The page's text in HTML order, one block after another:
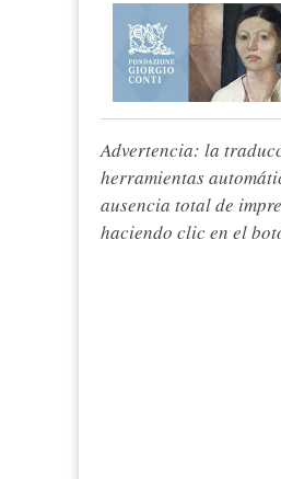
Advertencia: la
herramientas
ausencia total de
haciendo clic en el